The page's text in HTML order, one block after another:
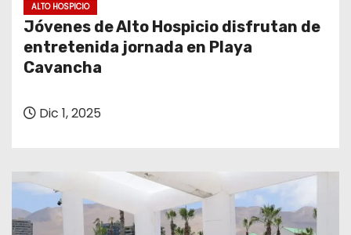
ALTO HOSPICIO
Jóvenes de Alto Hospicio disfrutan de
entretenida jornada en Playa
Cavancha
Dic 1, 2025